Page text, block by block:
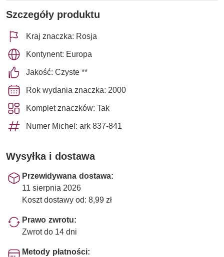
Szczegóły produktu
Kraj znaczka: Rosja
Kontynent: Europa
Jakość: Czyste **
Rok wydania znaczka: 2000
Komplet znaczków: Tak
Numer Michel: ark 837-841
Wysyłka i dostawa
Przewidywana dostawa:
11 sierpnia 2026
Koszt dostawy od: 8,99 zł
Prawo zwrotu:
Zwrot do 14 dni
Metody płatności: